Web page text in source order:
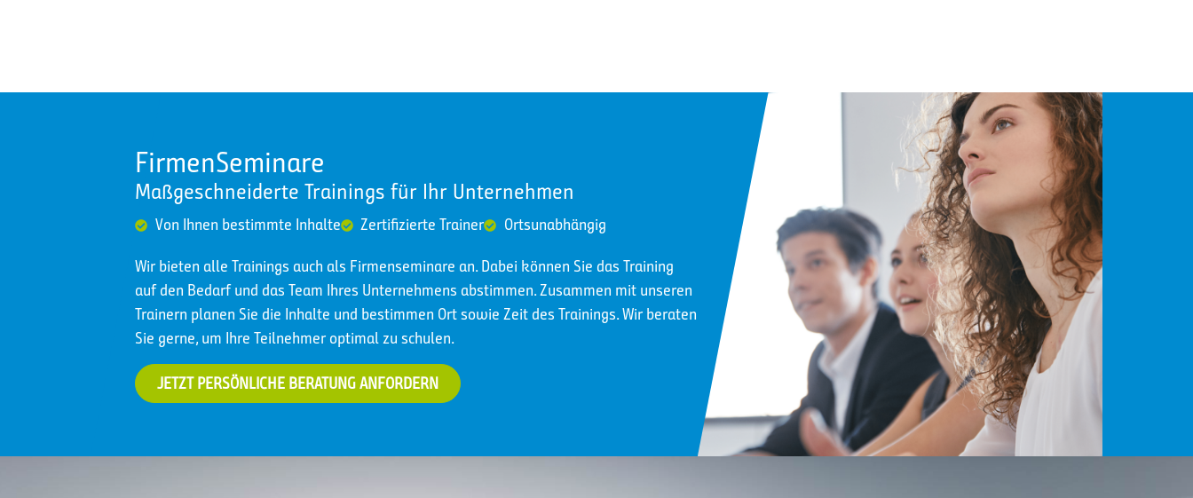
FirmenSeminare
Maßgeschneiderte Trainings für Ihr Unternehmen
Von Ihnen bestimmte Inhalte Zertifizierte Trainer Ortsunabhängig
Wir bieten alle Trainings auch als Firmenseminare an. Dabei können Sie das Training
auf den Bedarf und das Team Ihres Unternehmens abstimmen. Zusammen mit unseren
Trainern planen Sie die Inhalte und bestimmen Ort sowie Zeit des Trainings. Wir beraten
Sie gerne, um Ihre Teilnehmer optimal zu schulen.
JETZT PERSÖNLICHE BERATUNG ANFORDERN